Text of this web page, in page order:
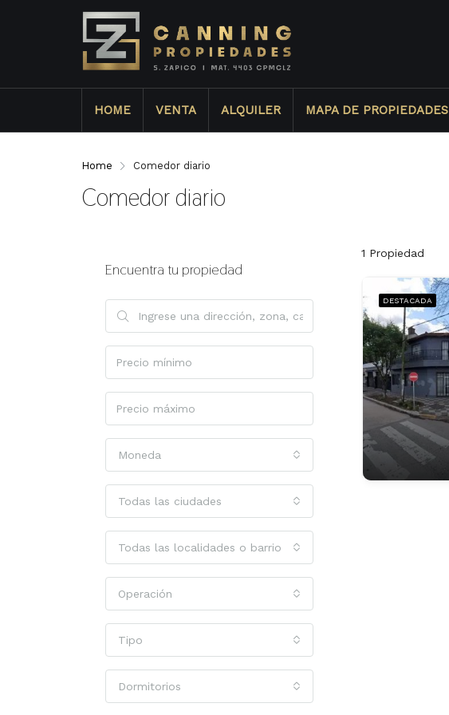
HOME VENTA ALQUILER MAPA DE PROPIEDADES
Home Comedor diario
Comedor diario
1 Propiedad
DESTACADA
Encuentra tu propiedad
Moneda
Todas las ciudades
Todas las localidades o barrios
Operación
Tipo
Dormitorios